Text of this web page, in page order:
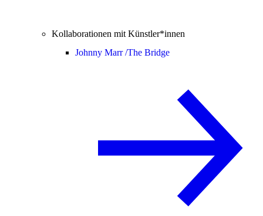
Kollaborationen mit Künstler*innen
Johnny Marr /The Bridge